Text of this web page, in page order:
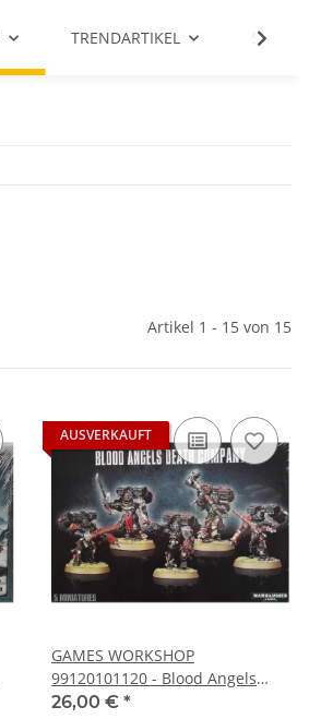
TRENDARTIKEL SALE %
Artikel 1 - 15 von 15
AUSVERKAUFT
GAMES WORKSHOP
99120101120 - Blood Angels
Death Company (41-07)
26,00 € *